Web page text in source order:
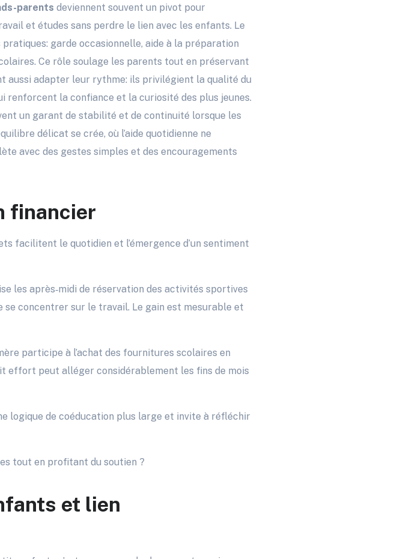
parents deviennent souvent un pivot pour
et études sans perdre le lien avec les enfants. Le
pratiques: garde occasionnelle, aide à la préparation
Ce rôle soulage les parents tout en préservant
aussi adapter leur rythme: ils privilégient la qualité du
renforcent la confiance et la curiosité des plus jeunes.
un garant de stabilité et de continuité lorsque les
délicat se crée, où l’aide quotidienne ne
avec des gestes simples et des encouragements
financier
facilitent le quotidien et l’émergence d’un sentiment
les après‑midi de réservation des activités sportives
concentrer sur le travail. Le gain est mesurable et
participe à l’achat des fournitures scolaires en
effort peut alléger considérablement les fins de mois
logique de coéducation plus large et invite à réfléchir
tout en profitant du soutien ?
et lien